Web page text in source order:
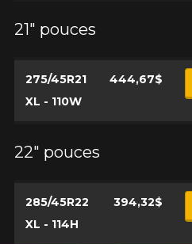
21" pouces
275/45R21
XL - 110W
444,67$
22" pouces
285/45R22
XL - 114H
394,32$